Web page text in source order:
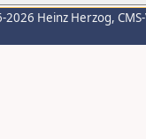
2026 Heinz Herzog,